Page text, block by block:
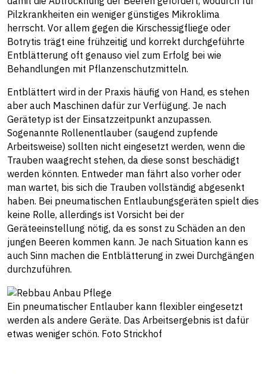
Pilzkrankheiten ein weniger günstiges Mikroklima
herrscht. Vor allem gegen die Kirschessigfliege oder
Botrytis trägt eine frühzeitig und korrekt durchgeführte
Entblätterung oft genauso viel zum Erfolg bei wie
Behandlungen mit Pflanzenschutzmitteln.
Entblättert wird in der Praxis häufig von Hand, es stehen
aber auch Maschinen dafür zur Verfügung. Je nach
Gerätetyp ist der Einsatzzeitpunkt anzupassen.
Sogenannte Rollenentlauber (saugend zupfende
Arbeitsweise) sollten nicht eingesetzt werden, wenn die
Trauben waagrecht stehen, da diese sonst beschädigt
werden könnten. Entweder man fährt also vorher oder
man wartet, bis sich die Trauben vollständig abgesenkt
haben. Bei pneumatischen Entlaubungsgeräten spielt dies
keine Rolle, allerdings ist Vorsicht bei der
Geräteeinstellung nötig, da es sonst zu Schäden an den
jungen Beeren kommen kann. Je nach Situation kann es
auch Sinn machen die Entblätterung in zwei Durchgängen
durchzuführen.
Ein pneumatischer Entlauber kann flexibler eingesetzt
werden als andere Geräte. Das Arbeitsergebnis ist dafür
etwas weniger schön. Foto Strickhof